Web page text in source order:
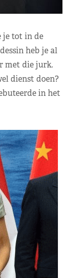
je tot in de
heb je al
met die jurk.
dienst doen?
in het